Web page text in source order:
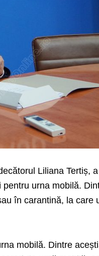
Liliana Tertiș, a
urna mobilă.
în carantină, la care
mobilă. Dintre